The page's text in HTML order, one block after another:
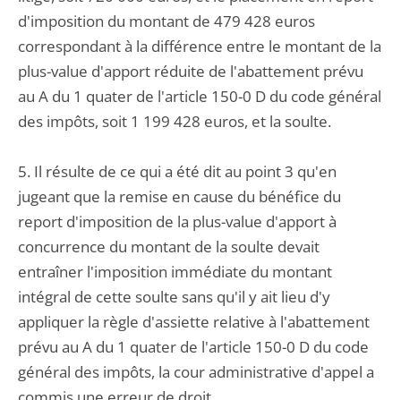
d'imposition du montant de 479 428 euros
correspondant à la différence entre le montant de la
plus-value d'apport réduite de l'abattement prévu
au A du 1 quater de l'article 150-0 D du code général
des impôts, soit 1 199 428 euros, et la soulte.
5. Il résulte de ce qui a été dit au point 3 qu'en
jugeant que la remise en cause du bénéfice du
report d'imposition de la plus-value d'apport à
concurrence du montant de la soulte devait
entraîner l'imposition immédiate du montant
intégral de cette soulte sans qu'il y ait lieu d'y
appliquer la règle d'assiette relative à l'abattement
prévu au A du 1 quater de l'article 150-0 D du code
général des impôts, la cour administrative d'appel a